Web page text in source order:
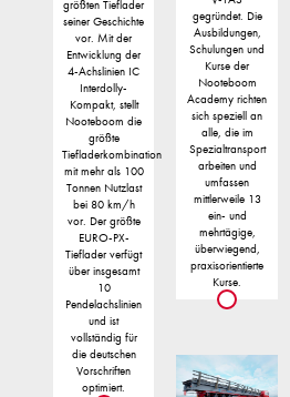
größten Tieflader
seiner Geschichte
vor. Mit der
Entwicklung der
4-Achslinien IC
Interdolly-
Kompakt, stellt
Nooteboom die
größte
Tiefladerkombination
mit mehr als 100
Tonnen Nutzlast
bei 80 km/h
vor. Der größte
EURO-PX-
Tieflader verfügt
über insgesamt
10
Pendelachslinien
und ist
vollständig für
die deutschen
Vorschriften
optimiert.
gegründet. Die
Ausbildungen,
Schulungen und
Kurse der
Nooteboom
Academy richten
sich speziell an
alle, die im
Spezialtransport
arbeiten und
umfassen
mittlerweile 13
ein- und
mehrtägige,
überwiegend,
praxisorientierte
Kurse.